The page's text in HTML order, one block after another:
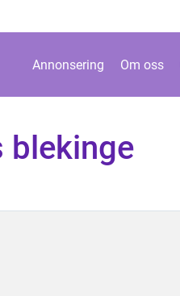
Annonsering Om oss
blekinge